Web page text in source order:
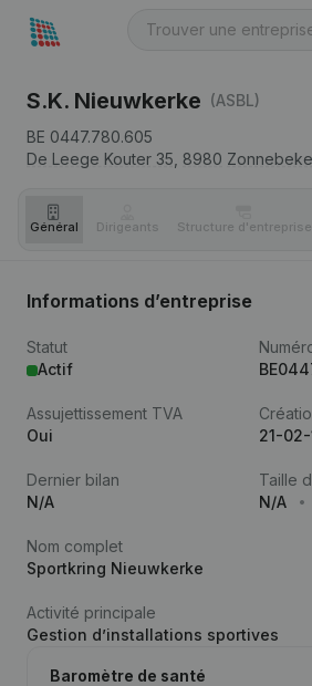
S.K. Nieuwkerke (ASBL)
BE 0447.780.605
De Leege Kouter 35, 8980 Zonnebeke
Général Dirigeants Structure d'entreprise
Informations d’entreprise
Statut
Actif
Assujettissement TVA
Oui
21-
Dernier bilan
N/A
Taille
N/A
Nom complet
Sportkring Nieuwkerke
Activité principale
Gestion d’installations sportives
Baromètre de santé